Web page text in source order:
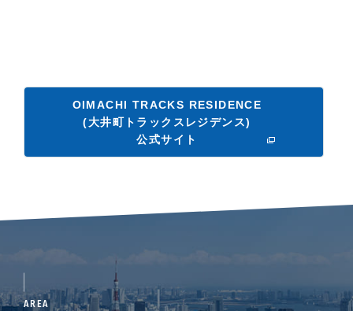
OIMACHI TRACKS RESIDENCE
(大井町トラックスレジデンス)
公式サイト
AREA